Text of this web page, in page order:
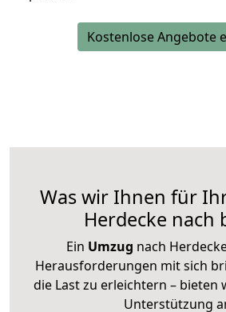
Kostenlose Angebote
Was wir Ihnen für
Herdecke nach
Ein Umzug nach
Herausforderungen mit sich
die Last zu erleichtern – bieten
Unterstützung